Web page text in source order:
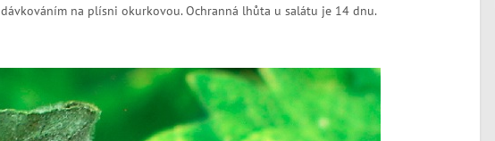
na plísni okurkovou. Ochranná lhůta u salátu je 14 dnu.